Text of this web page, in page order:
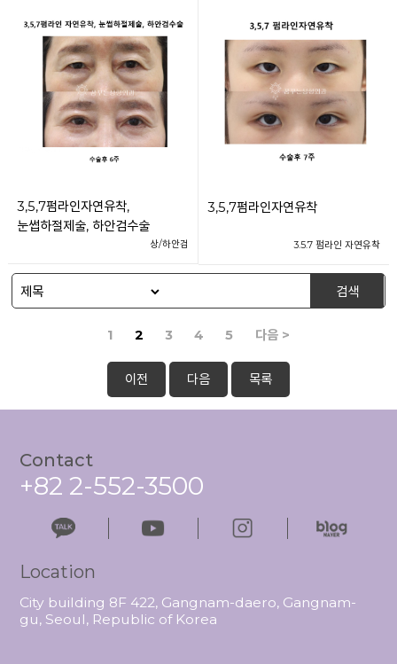
3,5,7펌라인자연유착,
눈썹하절제술, 하안검수술
상/하안검
3,5,7펌라인자연유착
3.5.7 펌라인 자연유착
검색
1 2 3 4 5 다음 >
이전 다음 목록
Contact
+82 2-552-3500
Location
City building 8F 422, Gangnam-daero, Gangnam-
gu, Seoul, Republic of Korea